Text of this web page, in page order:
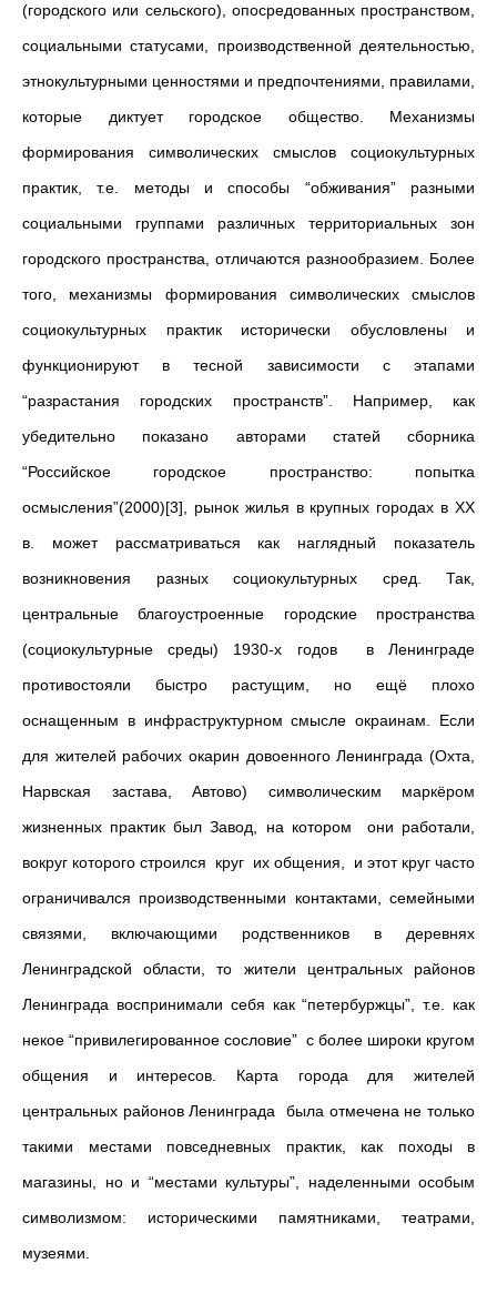
(городского или сельского), опосредованных пространством,
социальными статусами, производственной деятельностью,
этнокультурными ценностями и предпочтениями, правилами,
которые диктует городское общество. Механизмы
формирования символических смыслов социокультурных
практик, т.е. методы и способы “обживания” разными
социальными группами различных территориальных зон
городского пространства, отличаются разнообразием. Более
того, механизмы формирования символических смыслов
социокультурных практик исторически обусловлены и
функционируют в тесной зависимости с этапами
“разрастания городских пространств”. Например, как
убедительно показано авторами статей сборника
“Российское городское пространство: попытка
осмысления”(2000)[3], рынок жилья в крупных городах в ХХ
в. может рассматриваться как наглядный показатель
возникновения разных социокультурных сред. Так,
центральные благоустроенные городские пространства
(социокультурные среды) 1930-х годов в Ленинграде
противостояли быстро растущим, но ещё плохо
оснащенным в инфраструктурном смысле окраинам. Если
для жителей рабочих окарин довоенного Ленинграда (Охта,
Нарвская застава, Автово) символическим маркёром
жизненных практик был Завод, на котором они работали,
вокруг которого строился круг их общения, и этот круг часто
ограничивался производственными контактами, семейными
связями, включающими родственников в деревнях
Ленинградской области, то жители центральных районов
Ленинграда воспринимали себя как “петербуржцы”, т.е. как
некое “привилегированное сословие” с более широки кругом
общения и интересов. Карта города для жителей
центральных районов Ленинграда была отмечена не только
такими местами повседневных практик, как походы в
магазины, но и “местами культуры”, наделенными особым
символизмом: историческими памятниками, театрами,
музеями.